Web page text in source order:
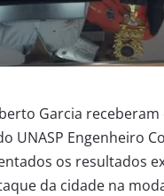
Garcia
UNASP Engenheiro
os resultados
da cidade na